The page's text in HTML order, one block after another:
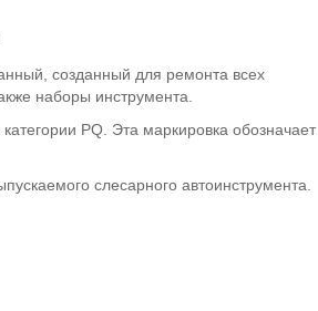
созданный для ремонта всех
наборы инструмента.
PQ. Эта маркировка обозначает
слесарного автоинструмента.